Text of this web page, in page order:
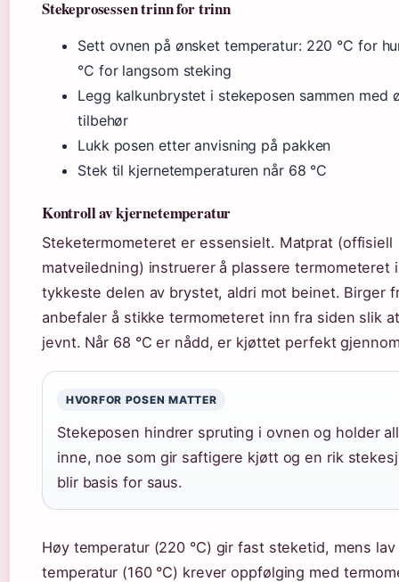
Stekeprosessen trinn for trinn
Sett ovnen på ønsket temperatur: 220 °C for
°C for langsom steking
Legg kalkunbrystet i stekeposen sammen med
tilbehør
Lukk posen etter anvisning på pakken
Stek til kjernetemperaturen når 68 °C
Kontroll av kjernetemperatur
Steketermometeret er essensielt. Matprat (offisiell
matveiledning) instruerer å plassere termometeret
tykkeste delen av brystet, aldri mot beinet. Birger
anbefaler å stikke termometeret inn fra siden slik
jevnt. Når 68 °C er nådd, er kjøttet perfekt
HVORFOR POSEN MATTER
Stekeposen hindrer spruting i ovnen og holder
inne, noe som gir saftigere kjøtt og en rik
blir basis for saus.
Høy temperatur (220 °C) gir fast steketid, mens lav
temperatur (160 °C) krever oppfølging med